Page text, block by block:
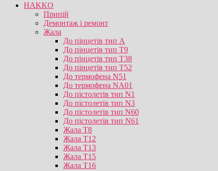
HAKKO
Припій
Демонтаж і ремонт
Жала
До пінцетів тип А
До пінцетів тип T9
До пінцетів тип T38
До пінцетів тип T52
До термофена N51
До термофена NA01
До пістолетів тип N1
До пістолетів тип N3
До пістолетів тип N60
До пістолетів тип N61
Жала T8
Жала T12
Жала T13
Жала T15
Жала T16